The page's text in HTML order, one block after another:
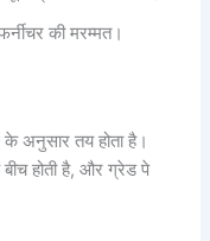
की मरम्मत।
अनुसार तय होता है।
होती है, और ग्रेड पे